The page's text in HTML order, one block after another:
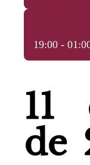
19:00 -
11
de